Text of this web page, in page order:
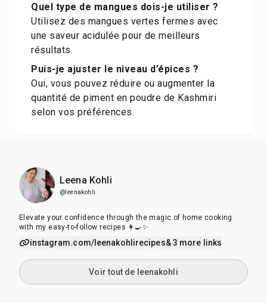
Quel type de mangues dois-je utiliser ?
Utilisez des mangues vertes fermes avec
une saveur acidulée pour de meilleurs
résultats.
Puis-je ajuster le niveau d’épices ?
Oui, vous pouvez réduire ou augmenter la
quantité de piment en poudre de Kashmiri
selon vos préférences.
Leena Kohli
@leenakohli
Elevate your confidence through the magic of home cooking
with my easy-to-follow recipes 👩‍🍳✨
instagram.com/leenakohlirecipes& 3 more links
Voir tout de leenakohli